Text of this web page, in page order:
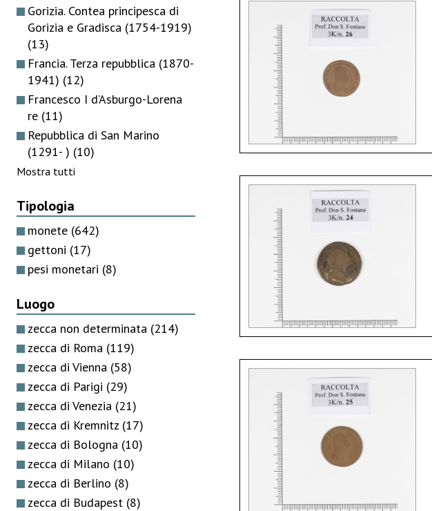
Gorizia. Contea principesca di
Gorizia e Gradisca (1754-1919)
(13)
Francia. Terza repubblica (1870-
1941) (12)
Francesco I d’Asburgo-Lorena
re (11)
Repubblica di San Marino
(1291- ) (10)
Mostra tutti
Tipologia
monete (642)
gettoni (17)
pesi monetari (8)
Luogo
zecca non determinata (214)
zecca di Roma (119)
zecca di Vienna (58)
zecca di Parigi (29)
zecca di Venezia (21)
zecca di Kremnitz (17)
zecca di Bologna (10)
zecca di Milano (10)
zecca di Berlino (8)
zecca di Budapest (8)